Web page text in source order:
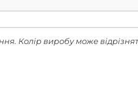
Колір виробу може